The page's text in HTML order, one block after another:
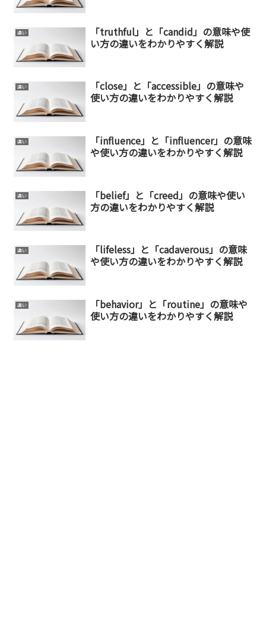
違い
「truthful」と「candid」の意味や使
い方の違いをわかりやすく解説
違い
「close」と「accessible」の意味や
使い方の違いをわかりやすく解説
違い
「influence」と「influencer」の意味
や使い方の違いをわかりやすく解説
違い
「belief」と「creed」の意味や使い
方の違いをわかりやすく解説
違い
「lifeless」と「cadaverous」の意味
や使い方の違いをわかりやすく解説
違い
「behavior」と「routine」の意味や
使い方の違いをわかりやすく解説